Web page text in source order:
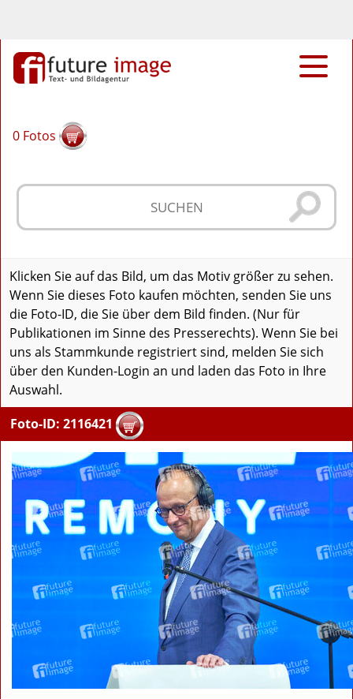
0 Fotos
Klicken Sie auf das Bild, um das Motiv größer zu sehen.
Wenn Sie dieses Foto kaufen möchten, senden Sie uns
die Foto-ID, die Sie über dem Bild finden. (Nur für
Publikationen im Sinne des Presserechts). Wenn Sie bei
uns als Stammkunde registriert sind, melden Sie sich
über den Kunden-Login an und laden das Foto in Ihre
Auswahl.
Foto-ID: 2116421